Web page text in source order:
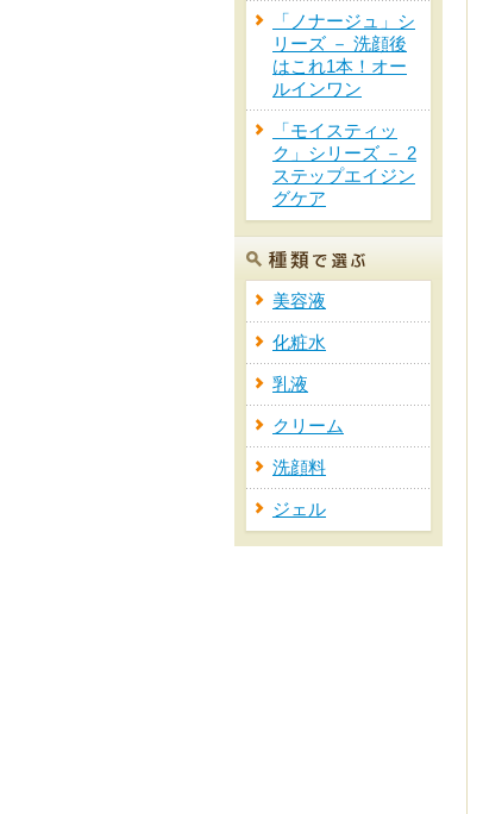
「ノナージュ」シ
リーズ － 洗顔後
はこれ1本！オー
ルインワン
「モイスティッ
ク」シリーズ － 2
ステップエイジン
グケア
美容液
化粧水
乳液
クリーム
洗顔料
ジェル